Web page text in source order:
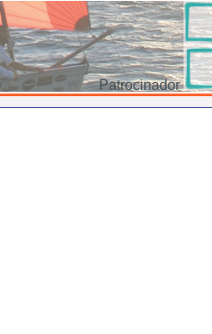
Patrocinador